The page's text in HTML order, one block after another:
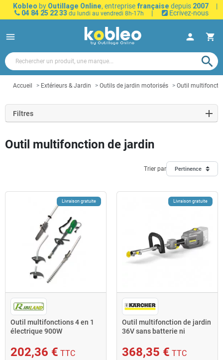
Kobleo by Outillage Online, entreprise française depuis 2007
|
04 84 25 22 33 du lundi au vendredi 8h-17h | Ecrivez-nous
menu person shopping_cart
search
Accueil Extérieurs & Jardin Outils de jardin motorisés Outil
Filtres
Outil multifonction de jardin
Trier par Pertinence
Livraison gratuite
Outil multifonctions 4 en 1
électrique 900W
202,36 € TTC
Livraison gratuite
Outil multifonction de jardin
36V sans batterie ni
368,35 € TTC